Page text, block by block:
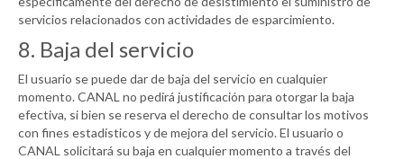
servicios relacionados con actividades de esparcimiento.
8. Baja del servicio
El usuario se puede dar de baja del servicio en cualquier
momento.CANAL no pedirá justificación para otorgar la baja
efectiva, si bien se reserva el derecho de consultar los motivos
con fines estadísticos y de mejora del servicio. El usuario o
CANAL solicitará su baja en cualquier momento a través del